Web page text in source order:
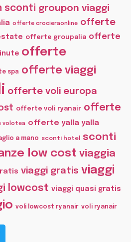
sconti groupon viaggi
offerte crocieraonline offerte
offerte groupalia offerte
offerte
spa offerte viaggi
offerte voli europa
offerte voli ryanair offerte
volotea offerte yalla yalla
a mano sconti hotel
sconti
low cost viaggia
viaggi gratis viaggi
lowcost viaggi quasi gratis
voli lowcost ryanair voli ryanair